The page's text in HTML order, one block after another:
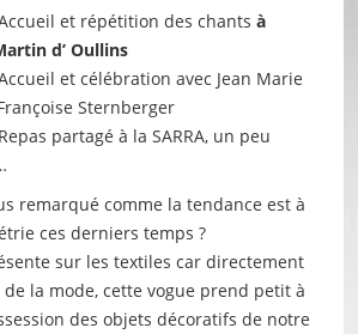
et répétition des chants à
d’ Oullins
et célébration avec Jean Marie
Sternberger
partagé à la SARRA, un peu
remarqué comme la tendance est à
ces derniers temps ?
sur les textiles car directement
la mode, cette vogue prend petit à
des objets décoratifs de notre